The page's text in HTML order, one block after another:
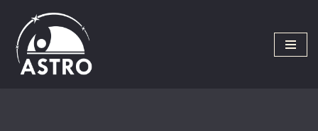
Saltar
al
contenido